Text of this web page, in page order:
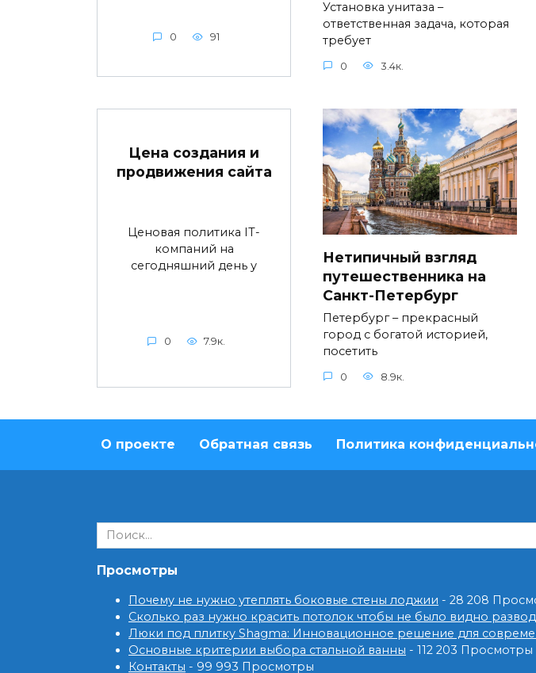
0 91
Установка унитаза –
ответственная задача, которая
требует
0 3.4к.
Цена создания и
продвижения сайта
Ценовая политика IT-
компаний на
сегодняшний день у
0 7.9к.
Нетипичный взгляд
путешественника на
Санкт-Петербург
Петербург – прекрасный
город с богатой историей,
посетить
0 8.9к.
О проекте Обратная связь Политика
Search
for:
Просмотры
Почему не нужно утеплять боковые стены лоджии - 28 208
Сколько раз нужно красить потолок чтобы не было видно
Люки под плитку Shagma: Инновационное решение для
Основные критерии выбора стальной ванны - 112 203 Просмотры
Контакты - 99 993 Просмотры